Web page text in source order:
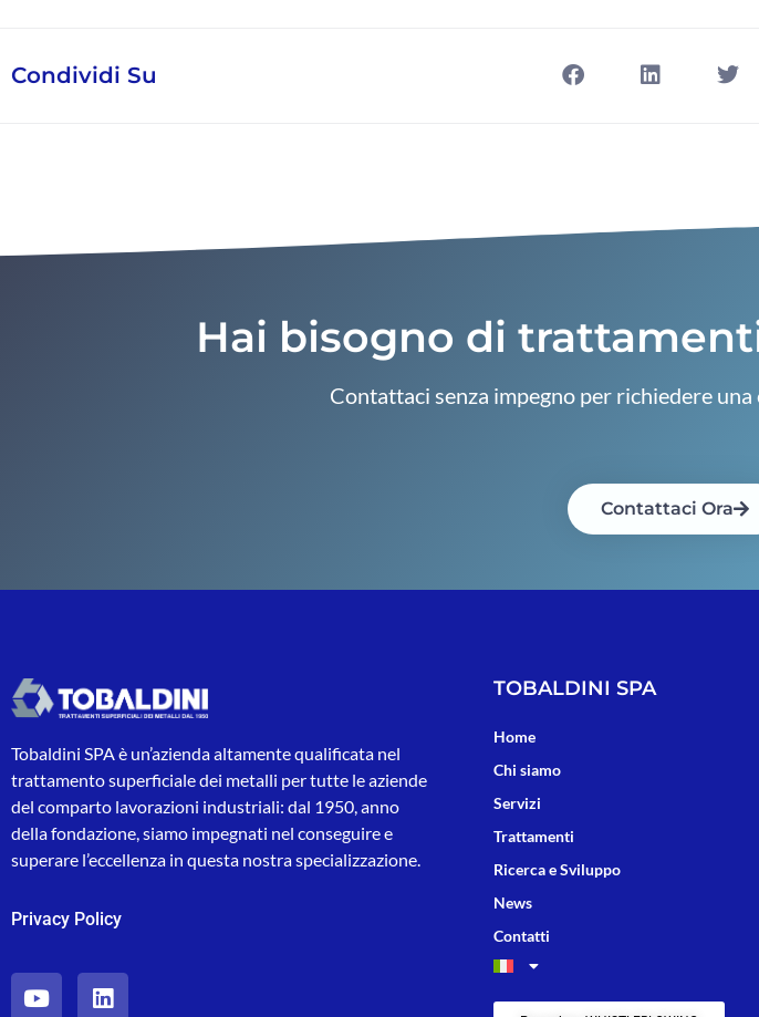
Condividi Su
Hai bisogno di
Contattaci senza impegno per richiedere
Contattaci Ora
Tobaldini SPA è un’azienda altamente qualificata nel
trattamento superficiale dei metalli per tutte le aziende
del comparto lavorazioni industriali: dal 1950, anno
della fondazione, siamo impegnati nel conseguire e
superare l’eccellenza in questa nostra specializzazione.
Privacy Policy
TOBALDINI SPA
Home
Chi siamo
Servizi
Trattamenti
Ricerca e Sviluppo
News
Contatti